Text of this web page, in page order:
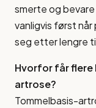
smerte og
vanligvis først
seg etter lengre
Hvorfor får flere
artrose?
Tommelbasis-